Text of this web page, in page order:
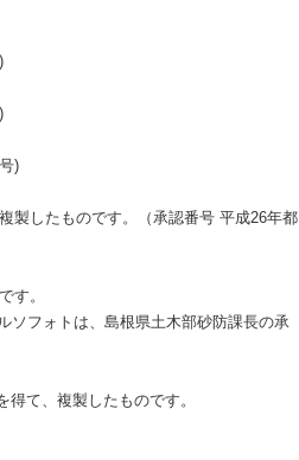
)
製したものです。（承認番号 平成26年都
す。
ソフォトは、島根県土木部砂防課長の承
て、複製したものです。